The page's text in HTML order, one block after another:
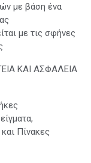
με βάση ένα
με τις σφήνες
ΚΑΙ ΑΣΦΑΛΕΙΑ
Πίνακες